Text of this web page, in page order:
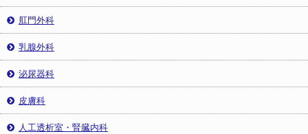
肛門外科
乳腺外科
泌尿器科
皮膚科
人工透析室・腎臓内科